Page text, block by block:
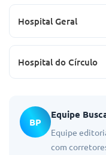
Hospital Geral
Hospital do Círculo
BP
Equipe
Equipe
com